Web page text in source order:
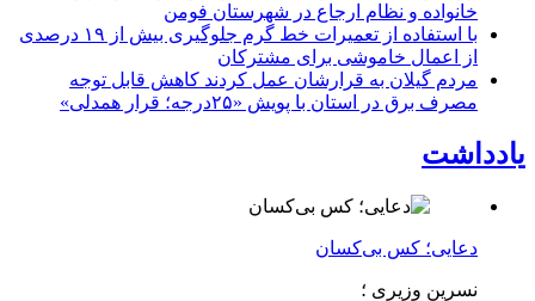
خانواده و نظام ارجاع در شهرستان فومن
با استفاده از تعمیرات خط گرم جلوگیری بیش از ۱۹ درصدی
از اعمال خاموشی برای مشتركان
مردم گیلان به قرارشان عمل کردند كاهش قابل توجه
مصرف برق در استان با پویش «۲۵درجه؛ قرار همدلی»
یادداشت
دعایی؛ کس بی‌کسان
نسرین وزیری ؛